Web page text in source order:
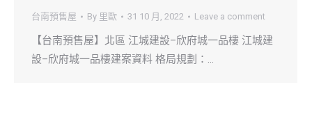
台南預售屋 By 里歐 31 10 月, 2022 Leave a comment
【台南預售屋】北區 江城建設–欣府城一品樓 江城建
設–欣府城一品樓建案資料 格局規劃：…